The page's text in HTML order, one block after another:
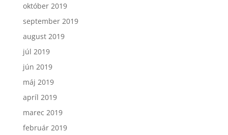
október 2019
september 2019
august 2019
júl 2019
jún 2019
máj 2019
apríl 2019
marec 2019
február 2019